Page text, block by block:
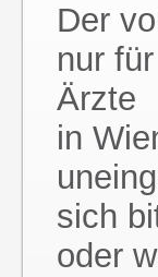
Der
nur
Ärzte
in
sich
oder